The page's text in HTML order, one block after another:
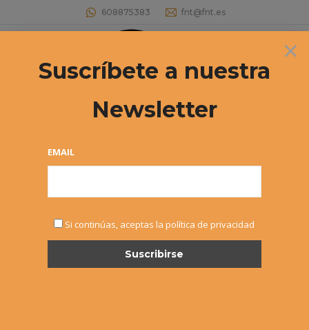
608875383 fnt@fnt.es
Buscar:
MASTERS NAVARRO ABSOLUTO 2016
×
Suscríbete a nuestra
Newsletter
EMAIL
Si continúas, aceptas la política de privacidad